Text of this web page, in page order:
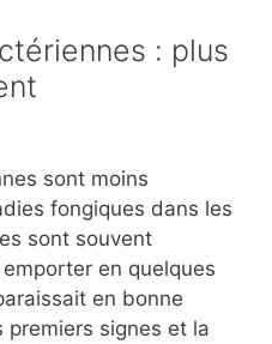
: plus
sont moins
fongiques dans les
sont souvent
en quelques
en bonne
signes et la